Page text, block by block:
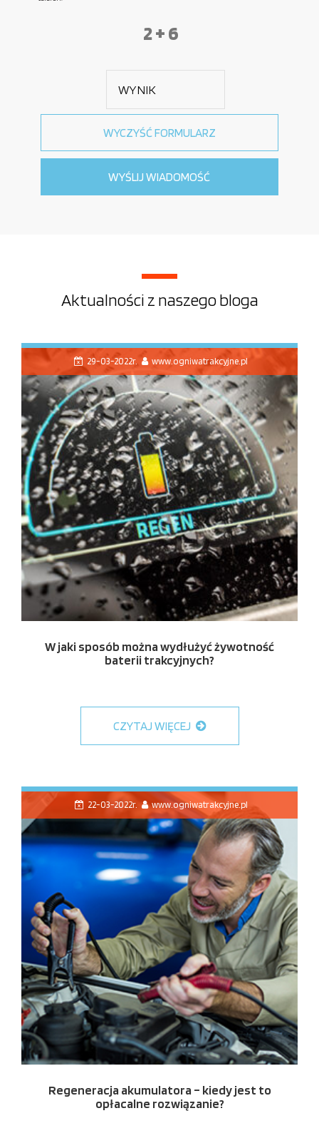
2 + 6
Aktualności z naszego bloga
29-03-2022r. www.ogniwatrakcyjne.pl
W jaki sposób można wydłużyć żywotność
baterii trakcyjnych?
CZYTAJ WIĘCEJ
22-03-2022r. www.ogniwatrakcyjne.pl
Regeneracja akumulatora – kiedy jest to
opłacalne rozwiązanie?